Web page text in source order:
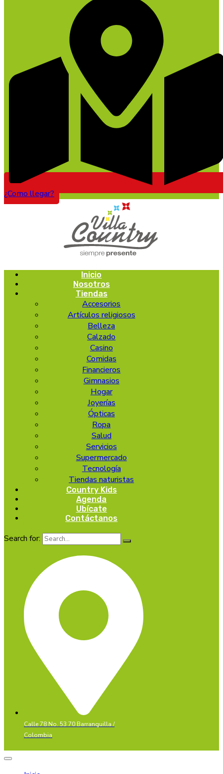
¿Como llegar?
Inicio
Nosotros
Tiendas
Accesorios
Artículos religiosos
Belleza
Calzado
Casino
Comidas
Financieros
Gimnasios
Hogar
Joyerías
Ópticas
Ropa
Salud
Servicios
Supermercado
Tecnología
Tiendas naturistas
Country Kids
Agenda
Ubícate
Contáctanos
Search for:
Calle 78 No. 53 70 Barranquilla /
Colombia